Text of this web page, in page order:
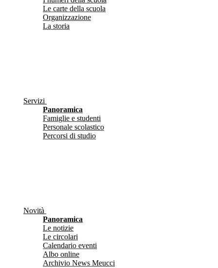
Le carte della scuola
Organizzazione
La storia
Servizi
Panoramica
Famiglie e studenti
Personale scolastico
Percorsi di studio
Novità
Panoramica
Le notizie
Le circolari
Calendario eventi
Albo online
Archivio News Meucci